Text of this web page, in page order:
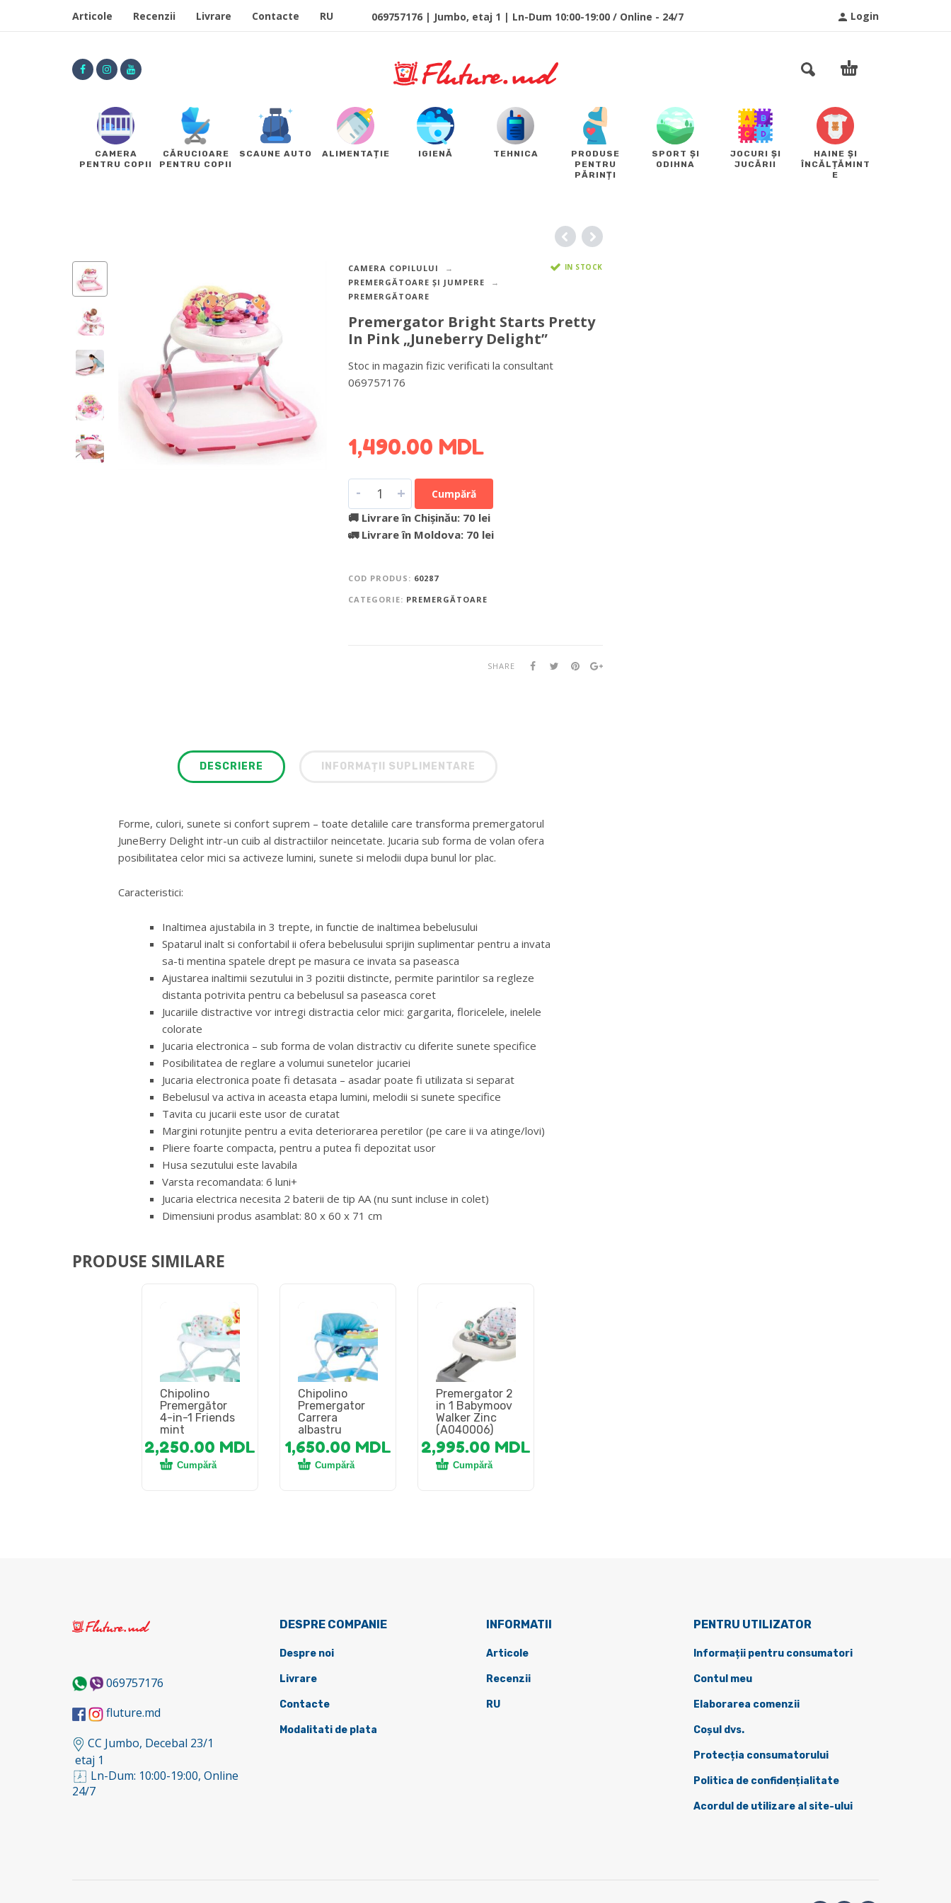
Login
Articole Recenzii Livrare Contacte RU 069757176 | Jumbo, etaj 1 | Ln-Dum 10:00-19:00 / Online - 24/7
CAMERA
PENTRU COPII
CĂRUCIOARE
PENTRU COPII
SCAUNE AUTO ALIMENTAȚIE IGIENĂ TEHNICA
PRODUSE
PENTRU
PĂRINȚI
SPORT ȘI
ODIHNA
JOCURI ȘI
JUCĂRII
HAINE ȘI
ÎNCĂLȚĂMINT
E
CAMERA COPILULUI
PREMERGĂTOARE ȘI JUMPERE
PREMERGĂTOARE
IN STOCK
Premergator Bright Starts Pretty
In Pink „Juneberry Delight”
Stoc in magazin fizic verificati la consultant
069757176
1,490.00 MDL
- + Cumpără
🚚 Livrare în Chișinău: 70 lei
🚛 Livrare în Moldova: 70 lei
COD PRODUS: 60287
CATEGORIE: PREMERGĂTOARE
SHARE
DESCRIERE INFORMAȚII SUPLIMENTARE
Forme, culori, sunete si confort suprem – toate detaliile care transforma premergatorul
JuneBerry Delight intr-un cuib al distractiilor neincetate. Jucaria sub forma de volan ofera
posibilitatea celor mici sa activeze lumini, sunete si melodii dupa bunul lor plac.
Caracteristici:
Inaltimea ajustabila in 3 trepte, in functie de inaltimea bebelusului
Spatarul inalt si confortabil ii ofera bebelusului sprijin suplimentar pentru a invata
sa-ti mentina spatele drept pe masura ce invata sa paseasca
Ajustarea inaltimii sezutului in 3 pozitii distincte, permite parintilor sa regleze
distanta potrivita pentru ca bebelusul sa paseasca coret
Jucariile distractive vor intregi distractia celor mici: gargarita, floricelele, inelele
colorate
Jucaria electronica – sub forma de volan distractiv cu diferite sunete specifice
Posibilitatea de reglare a volumui sunetelor jucariei
Jucaria electronica poate fi detasata – asadar poate fi utilizata si separat
Bebelusul va activa in aceasta etapa lumini, melodii si sunete specifice
Tavita cu jucarii este usor de curatat
Margini rotunjite pentru a evita deteriorarea peretilor (pe care ii va atinge/lovi)
Pliere foarte compacta, pentru a putea fi depozitat usor
Husa sezutului este lavabila
Varsta recomandata: 6 luni+
Jucaria electrica necesita 2 baterii de tip AA (nu sunt incluse in colet)
Dimensiuni produs asamblat: 80 x 60 x 71 cm
PRODUSE SIMILARE
Chipolino
Premergător
4-in-1 Friends
mint
2,250.00 MDL
Cumpără
Chipolino
Premergator
Carrera
albastru
1,650.00 MDL
Cumpără
Premergator 2
in 1 Babymoov
Walker Zinc
(A040006)
2,995.00 MDL
Cumpără
069757176
fluture.md
CC Jumbo, Decebal 23/1
etaj 1
Ln-Dum: 10:00-19:00, Online
24/7
DESPRE COMPANIE
Despre noi
Livrare
Contacte
Modalitati de plata
INFORMATII
Articole
Recenzii
RU
PENTRU UTILIZATOR
Informații pentru consumatori
Contul meu
Elaborarea comenzii
Coșul dvs.
Protecția consumatorului
Politica de confidențialitate
Acordul de utilizare al site-ului